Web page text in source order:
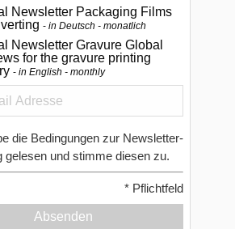
Newsletter Packaging Films
in Deutsch - monatlich
Newsletter Gravure Global
for the gravure printing
in English - monthly
die Bedingungen zur Newsletter-
gelesen und stimme diesen zu.
* Pflichtfeld
Absenden